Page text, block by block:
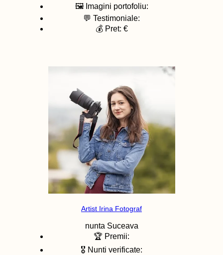
🖼️ Imagini portofoliu:
💬 Testimoniale:
💰 Pret: €
Artist Irina Fotograf
nunta Suceava
🏆 Premii:
🎖️ Nunti verificate: